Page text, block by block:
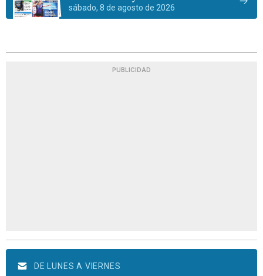
sábado, 8 de agosto de 2026
PUBLICIDAD
DE LUNES A VIERNES